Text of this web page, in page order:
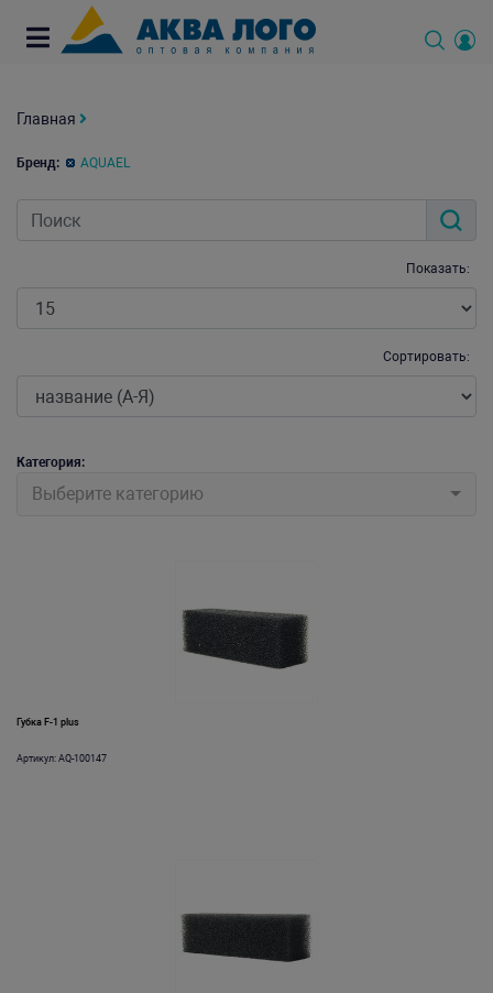
Главная
Бренд: AQUAEL
Показать:
Сортировать:
Категория:
Выберите категорию
Губка F-1 plus
Артикул: AQ-100147